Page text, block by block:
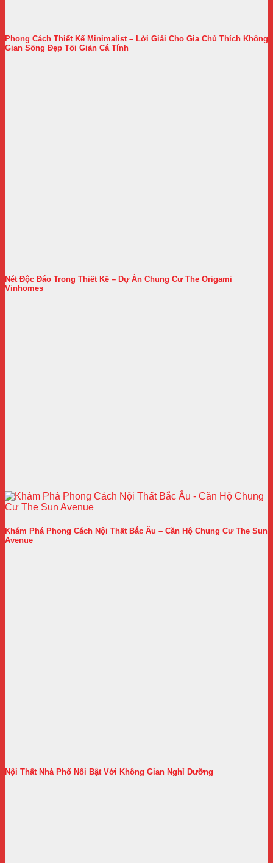
Phong Cách Thiết Kế Minimalist – Lời Giải Cho Gia Chủ Thích Không
Gian Sống Đẹp Tối Giản Cá Tính
Nét Độc Đáo Trong Thiết Kế – Dự Án Chung Cư The Origami
Vinhomes
Khám Phá Phong Cách Nội Thất Bắc Âu – Căn Hộ Chung Cư The Sun
Avenue
Nội Thất Nhà Phố Nổi Bật Với Không Gian Nghỉ Dưỡng